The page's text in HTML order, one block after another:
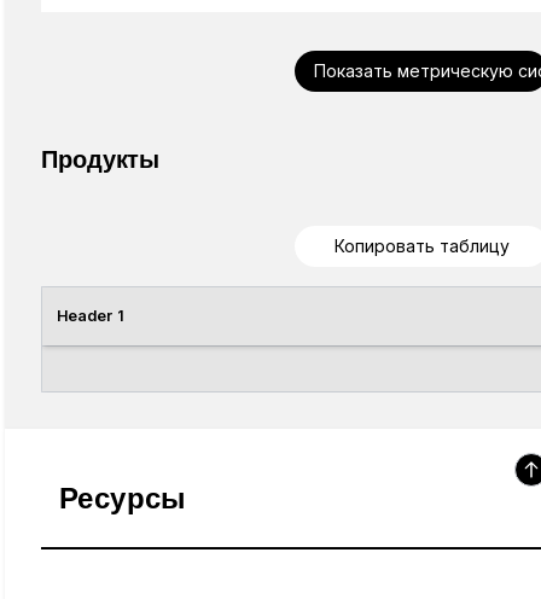
Показать метрическую
Продукты
Копировать таблицу
Header 1
Ресурсы